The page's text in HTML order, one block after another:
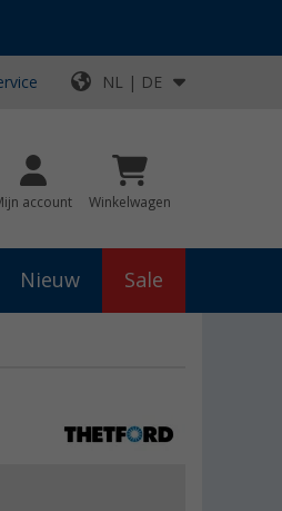
NL | DE
account Winkelwagen
Nieuw Sale